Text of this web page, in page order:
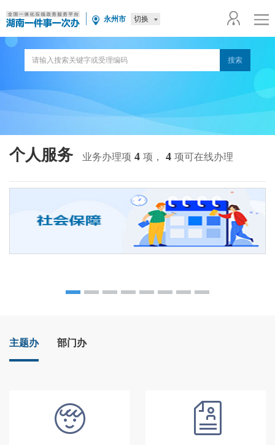
永州市 切换
个人服务 业务办理项 4 项， 4 项可在线办理
主题办 部门办